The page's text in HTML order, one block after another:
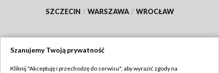
SZCZECIN / WARSZAWA / WROCŁAW
Szanujemy Twoją prywatność
Kliknij "Akceptuję i przechodzę do serwisu", aby wyrazić zgody na